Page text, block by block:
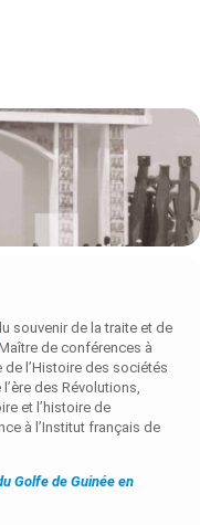
souvenir de la traite et de
Maître de conférences à
de l’Histoire des sociétés
des Révolutions,
et l’histoire de
à l’Institut français de
Golfe de Guinée en